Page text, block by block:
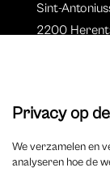
Sint-
2200
Auteurs
Overzicht